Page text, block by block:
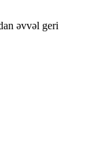
əvvəl geri